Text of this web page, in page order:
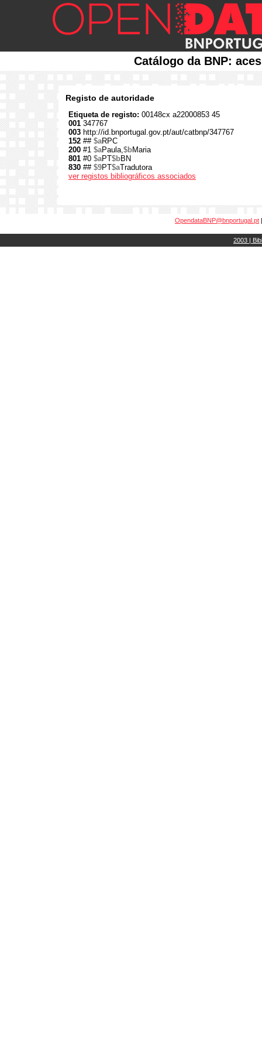
Catálogo da BNP:
Registo de autoridade
Etiqueta de registo: 00148cx a22000853 45
001 347767
003 http://id.bnportugal.gov.pt/aut/catbnp/347767
152 ## $aRPC
200 #1 $aPaula,$bMaria
801 #0 $aPT$bBN
830 ## $9PT$aTradutora
ver registos bibliográficos associados
OpendataBNP@bnportugal.pt
2003 |